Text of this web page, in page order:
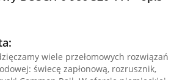
wiele przełomowych rozwiązań
świecę zapłonową, rozrusznik,